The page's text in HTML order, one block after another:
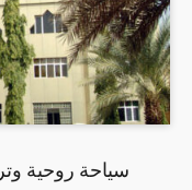
سياحة روحية